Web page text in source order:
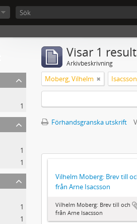
1
1
1
1
1
Visar 1
Arkivbeskrivning
Moberg, Vilhelm
Förhandsgranska utskrift
Vilhelm Moberg: Brev till
från Arne Isacsson
Vilhelm Moberg: Brev till och
från Arne Isacsson